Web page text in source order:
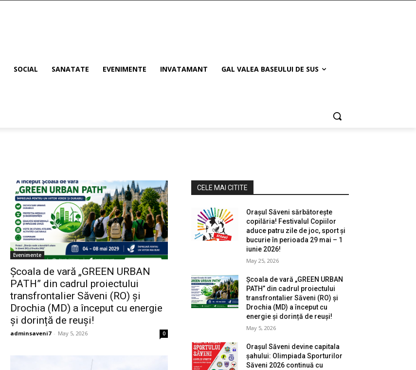
SOCIAL SANATATE EVENIMENTE INVATAMANT GAL VALEA BASEULUI DE SUS
Evenimente
Școala de vară „GREEN URBAN
PATH” din cadrul proiectului
transfrontalier Săveni (RO) și
Drochia (MD) a început cu energie
și dorință de reuși!
adminsaveni7 - May 5, 2026 0
CELE MAI CITITE
Orașul Săveni sărbătorește
copilăria! Festivalul Copiilor
aduce patru zile de joc, sport și
bucurie în perioada 29 mai – 1
iunie 2026!
May 25, 2026
Școala de vară „GREEN URBAN
PATH” din cadrul proiectului
transfrontalier Săveni (RO) și
Drochia (MD) a început cu
energie și dorință de reuși!
May 5, 2026
Orașul Săveni devine capitala
șahului: Olimpiada Sporturilor
Săveni 2026 continuă cu